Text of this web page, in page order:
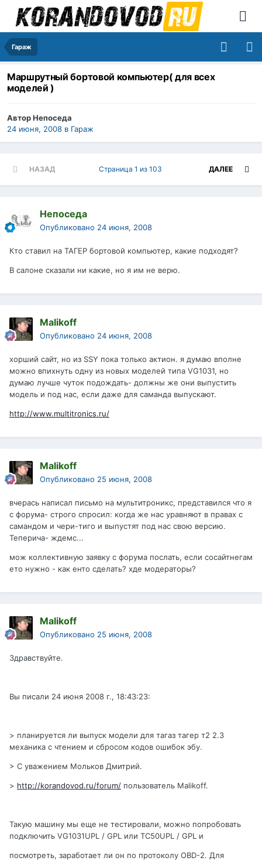
Гараж
Маршрутный бортовой компьютер( для всех
моделей )
АвторНепоседа
24 июня, 2008 в Гараж
НАЗАД ДАЛЕЕ
Страница 1 из 103
Непоседа
Опубликовано 24 июня, 2008
Кто ставил на ТАГЕР бортовой компьютер, какие подходят?
В салоне сказали ни какие, но я им не верю.
Malikoff
Опубликовано 24 июня, 2008
хорший сайт, но из SSY пока только актион. я думаю вполне
можно впихнуть одну из новых моделей типа VG1031, но
думаю лучше чуток подождать- должны же они выпустить
модель и под нас, если даже для саманда выпускают.
http://www.multitronics.ru/
Malikoff
Опубликовано 25 июня, 2008
вчерась написал письмо на мультитроникс, представился что я
с форума- строго спросил: когда же нас уравняют в правах с
самандом и чери-тиго и выпустят под нас свою версию.
Теперича- ждемс...
мож коллективную заявку с форума послать, если сосайтнегам
ето нужно - как енто сделать? хде модераторы?
Malikoff
Опубликовано 25 июня, 2008
Здравствуйте.
Вы писали 24 июня 2008 г., 18:43:23:
> планируется ли выпуск модели для тагаз тагер т2 2.3
механика с чтением и сбросом кодов ошибок эбу.
> С уважением Мольков Дмитрий.
> http://korandovod.ru/forum/ пользователь Malikoff.
Такую машину мы еще не тестировали, можно попробовать
подключить VG1031UPL / GPL или TC50UPL / GPL и
посмотреть, заработает ли он по протоколу OBD-2. Для